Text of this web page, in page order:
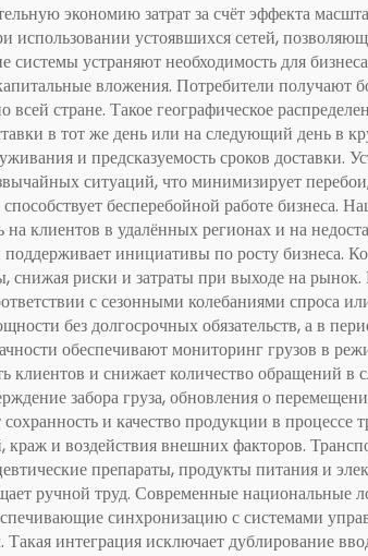
экономию затрат за счёт эффекта
использовании устоявшихся сетей,
системы устраняют необходимость для
вложения. Потребители получают
стране. Такое географическое
в тот же день или на следующий день в
и предсказуемость сроков
ситуаций, что минимизирует
бесперебойной работе бизнеса.
клиентов в удалённых регионах и на
инициативы по росту бизнеса.
снижая риски и затраты при выходе на
с сезонными колебаниями спроса
без долгосрочных обязательств, а в
обеспечивают мониторинг грузов в
клиентов и снижает количество обращений
забора груза, обновления о
и качество продукции в
и воздействия внешних факторов.
препараты, продукты питания и
ручной труд. Современные национальные
синхронизацию с системами
интеграция исключает дублирование